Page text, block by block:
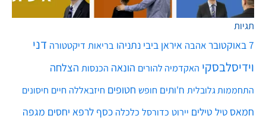
תגיות
7 באוקטובר אהבה איראן ביבי נתניהו בריאות דיקטטורה דני
וידיסלבסקי האקדמיה להורים הונאה הכנסות הצלחה
התחממות גלובלית ח'ותים חופש חטופים חיזבאללה חיים חיסונים
חמאס טיל טילים יירוט כדורסל כלכלה כסף לרפא יחסים מגפה